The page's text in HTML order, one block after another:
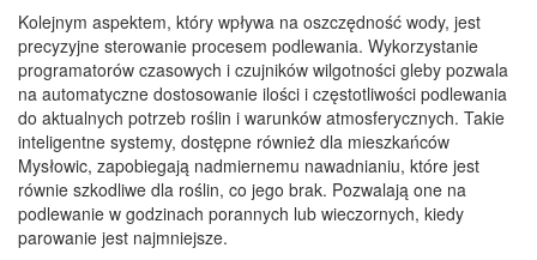
Kolejnym aspektem, który wpływa na oszczędność wody, jest
precyzyjne sterowanie procesem podlewania. Wykorzystanie
programatorów czasowych i czujników wilgotności gleby pozwala
na automatyczne dostosowanie ilości i częstotliwości podlewania
do aktualnych potrzeb roślin i warunków atmosferycznych. Takie
inteligentne systemy, dostępne również dla mieszkańców
Mysłowic, zapobiegają nadmiernemu nawadnianiu, które jest
równie szkodliwe dla roślin, co jego brak. Pozwalają one na
podlewanie w godzinach porannych lub wieczornych, kiedy
parowanie jest najmniejsze.